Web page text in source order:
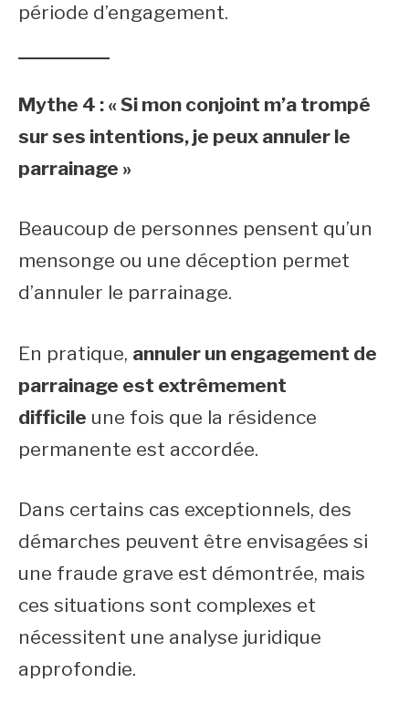
période d’engagement.
Mythe 4 : « Si mon conjoint m’a trompé
sur ses intentions, je peux annuler le
parrainage »
Beaucoup de personnes pensent qu’un
mensonge ou une déception permet
d’annuler le parrainage.
En pratique, annuler un engagement de
parrainage est extrêmement
difficile une fois que la résidence
permanente est accordée.
Dans certains cas exceptionnels, des
démarches peuvent être envisagées si
une fraude grave est démontrée, mais
ces situations sont complexes et
nécessitent une analyse juridique
approfondie.